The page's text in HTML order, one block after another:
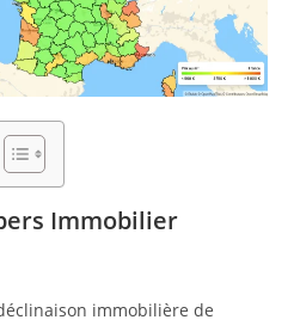
Immobilier
immobilière de